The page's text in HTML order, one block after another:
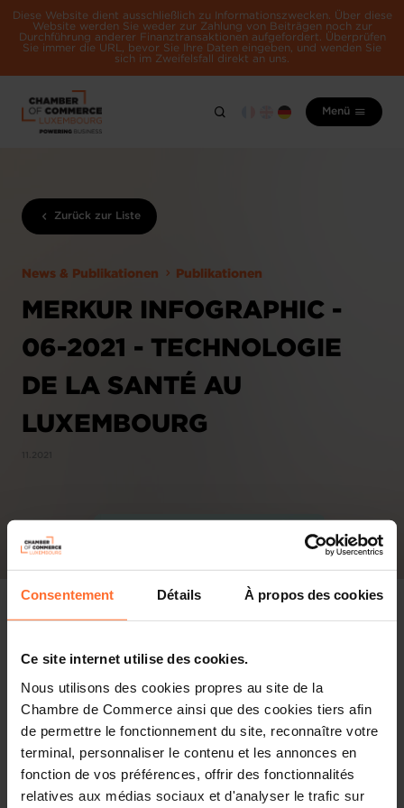
Consentement Détails À propos des cookies
Ce site internet utilise des cookies.
Nous utilisons des cookies propres au site de la
Chambre de Commerce ainsi que des cookies tiers afin
de permettre le fonctionnement du site, reconnaître votre
terminal, personnaliser le contenu et les annonces en
fonction de vos préférences, offrir des fonctionnalités
relatives aux médias sociaux et d'analyser le trafic sur
Diese Website dient ausschließlich zu Informationszwecken. Über diese
Website werden Sie weder zur Zahlung von Beiträgen noch zur
Durchführung anderer Finanztransaktionen aufgefordert. Überprüfen
Sie immer die URL, bevor Sie Ihre Daten eingeben, und wenden Sie
sich im Zweifelsfall direkt an uns.
Menü
Zurück zur Liste
News & Publikationen Publikationen
MERKUR INFOGRAPHIC -
06-2021 - TECHNOLOGIE
DE LA SANTÉ AU
LUXEMBOURG